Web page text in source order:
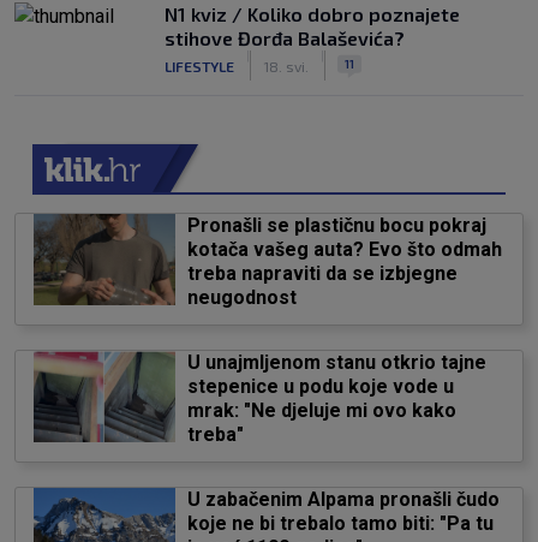
N1 kviz / Koliko dobro poznajete
stihove Đorđa Balaševića?
LIFESTYLE 18. svi. 11
Pronašli se plastičnu bocu pokraj
kotača vašeg auta? Evo što odmah
treba napraviti da se izbjegne
neugodnost
U unajmljenom stanu otkrio tajne
stepenice u podu koje vode u
mrak: "Ne djeluje mi ovo kako
treba"
U zabačenim Alpama pronašli čudo
koje ne bi trebalo tamo biti: "Pa tu